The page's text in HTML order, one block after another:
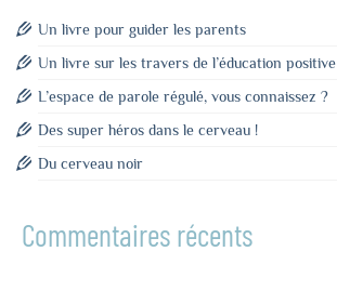
Un livre pour guider les parents
Un livre sur les travers de l’éducation positive
L’espace de parole régulé, vous connaissez ?
Des super héros dans le cerveau !
Du cerveau noir
Commentaires récents